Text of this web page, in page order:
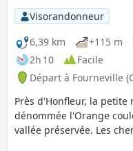
Visorandonneur
6,39 km
+115 m
2h 10
Facile
Départ à Fourneville
Près d'Honfleur, la petite
dénommée l'Orange
vallée préservée. Les